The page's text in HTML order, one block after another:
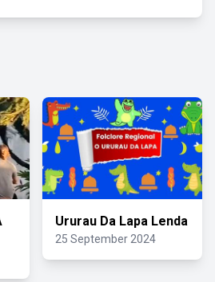
Ururau Da Lapa Lenda
25 September 2024